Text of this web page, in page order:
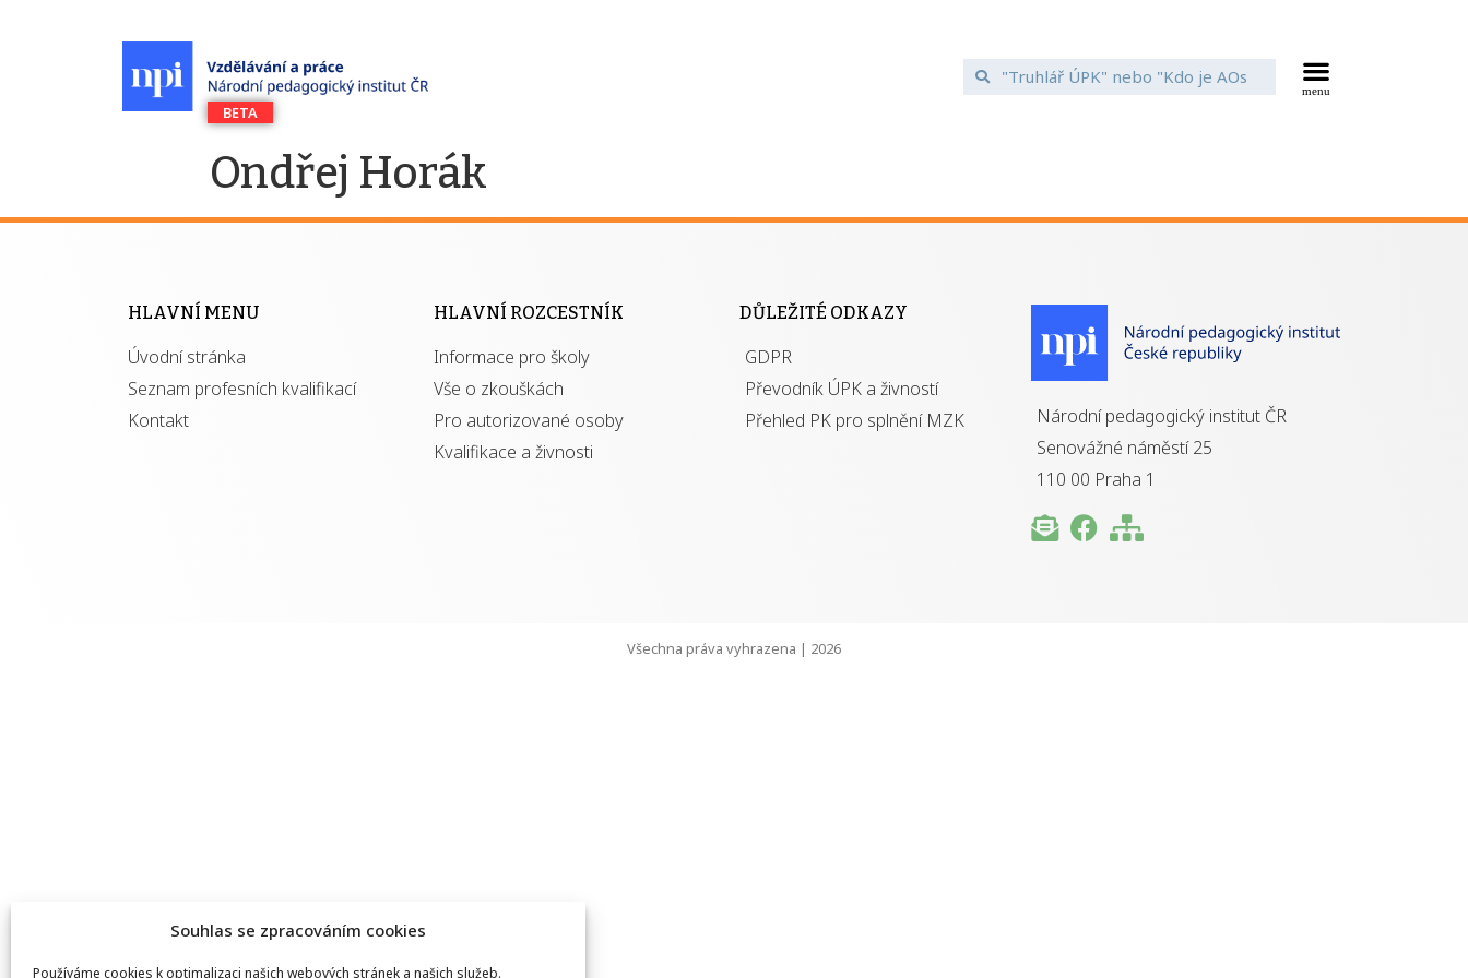
Souhlas se zpracováním cookies
Používáme cookies k optimalizaci našich webových stránek a našich služeb.
Ondřej Horák
HLAVNÍ MENU
Úvodní stránka
Seznam profesních kvalifikací
Kontakt
HLAVNÍ ROZCESTNÍK
Informace pro školy
Vše o zkouškách
Pro autorizované osoby
Kvalifikace a živnosti
DŮLEŽITÉ ODKAZY
GDPR
Převodník ÚPK a živností
Přehled PK pro splnění MZK
Národní pedagogický institut ČR
Senovážné náměstí 25
110 00 Praha 1
Všechna práva vyhrazena | 2026